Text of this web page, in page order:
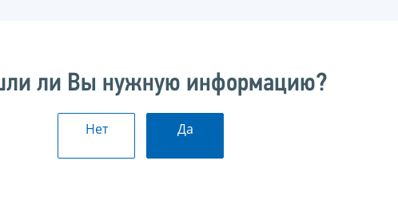
ли Вы нужную информацию?
Нет Да